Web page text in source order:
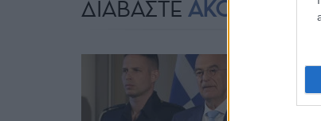
ΔΙΑΒΑΣΤΕ ΑΚΟΜΗ